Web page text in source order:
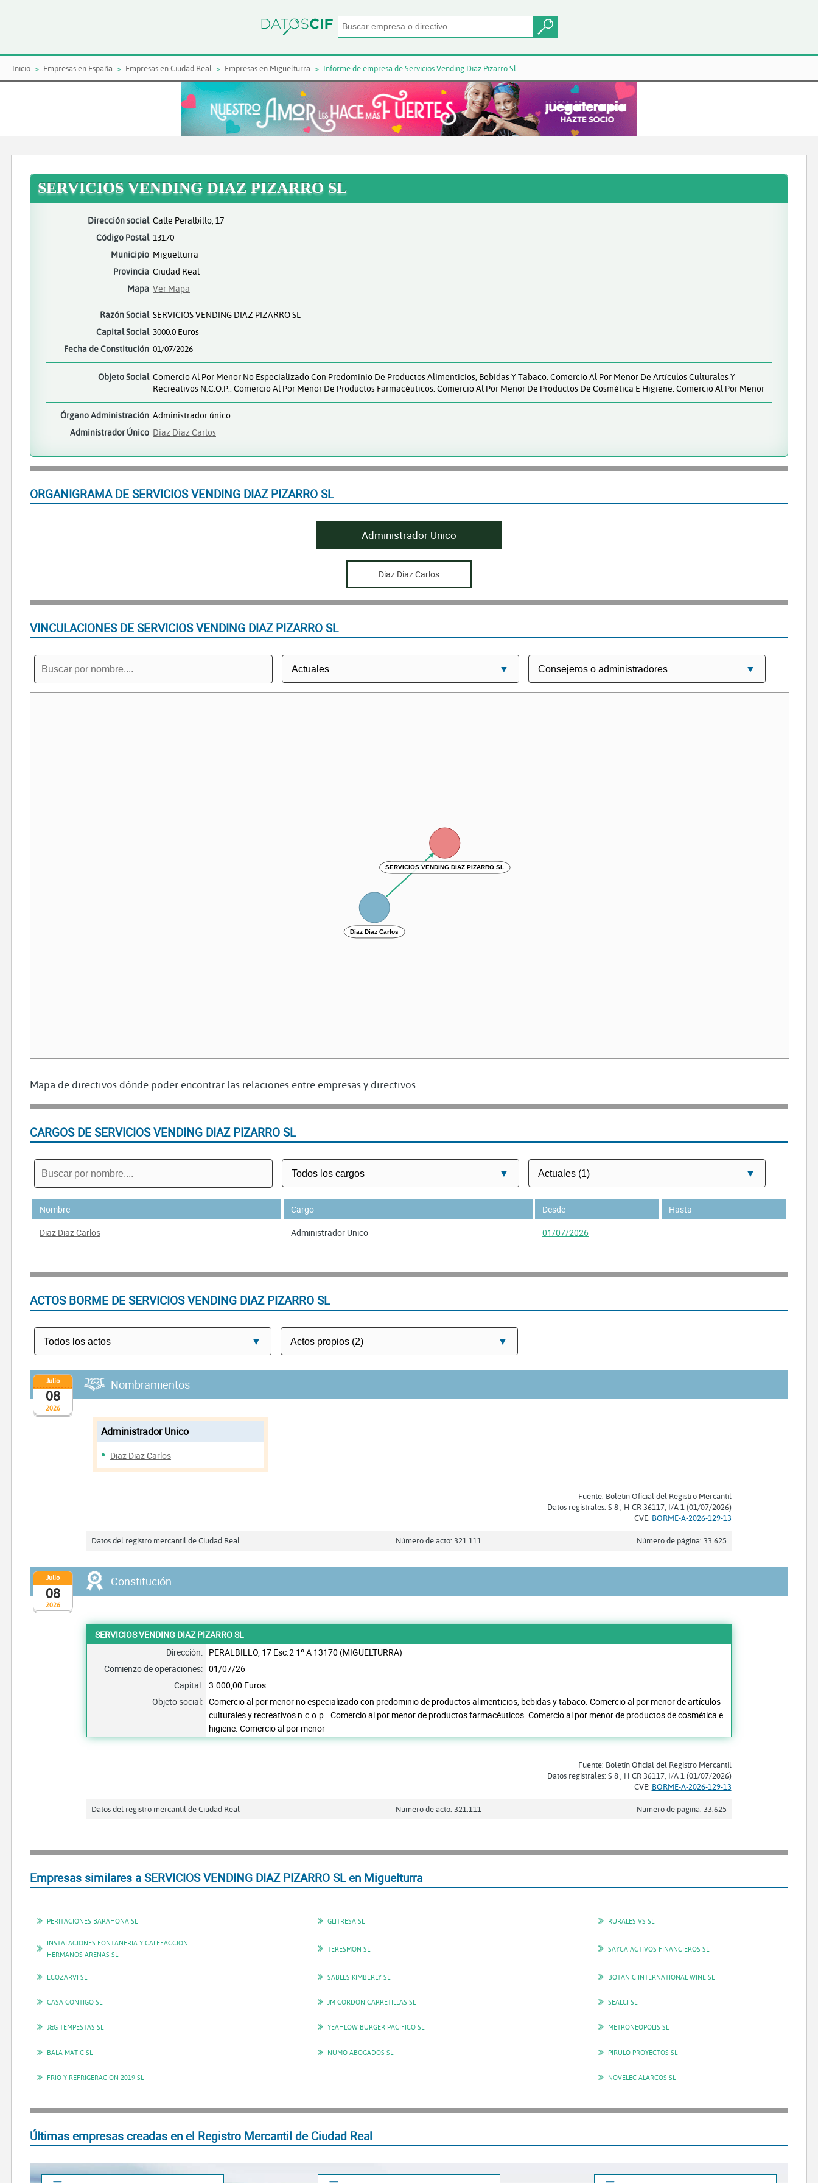
Inicio Empresas en España Empresas en Ciudad Real Empresas en Miguelturra Informe de empresa de Servicios Vending Diaz Pizarro Sl
SERVICIOS VENDING DIAZ PIZARRO SL
Dirección social Calle Peralbillo, 17
Código Postal 13170
Municipio Miguelturra
Provincia Ciudad Real
Mapa Ver Mapa
Razón Social SERVICIOS VENDING DIAZ PIZARRO SL
Capital Social 3000.0 Euros
Fecha de Constitución 01/07/2026
Objeto Social Comercio Al Por Menor No Especializado Con Predominio De Productos Alimenticios, Bebidas Y Tabaco. Comercio Al Por Menor De Artículos Culturales Y
Recreativos N.c.o.p.. Comercio Al Por Menor De Productos Farmacéuticos. Comercio Al Por Menor De Productos De Cosmética E Higiene. Comercio Al Por Menor
Órgano Administración Administrador único
Administrador Único Diaz Diaz Carlos
ORGANIGRAMA DE SERVICIOS VENDING DIAZ PIZARRO SL
Administrador Unico
Diaz Diaz Carlos
VINCULACIONES DE SERVICIOS VENDING DIAZ PIZARRO SL
SERVICIOS VENDING DIAZ PIZARRO SL
Diaz Diaz Carlos
Mapa de directivos dónde poder encontrar las relaciones entre empresas y directivos
CARGOS DE SERVICIOS VENDING DIAZ PIZARRO SL
Nombre Cargo Desde
Hasta
Diaz Diaz Carlos
Administrador Unico 01/07/2026
ACTOS BORME DE SERVICIOS VENDING DIAZ PIZARRO SL
2026
Julio
08
Nombramientos
Administrador Unico
Diaz Diaz Carlos
Fuente: Boletín Oficial del Registro Mercantil
Datos registrales: S 8 , H CR 36117, I/A 1 (01/07/2026)
CVE: BORME-A-2026-129-13
Datos del registro mercantil de Ciudad Real Número de acto: 321.111 Número de página: 33.625
2026
Julio
08
Constitución
SERVICIOS VENDING DIAZ PIZARRO SL
Dirección: PERALBILLO, 17 Esc.2 1º A 13170 (MIGUELTURRA)
Comienzo de operaciones: 01/07/26
Capital: 3.000,00 Euros
Objeto social: Comercio al por menor no especializado con predominio de productos alimenticios, bebidas y tabaco. Comercio al por menor de artículos
culturales y recreativos n.c.o.p.. Comercio al por menor de productos farmacéuticos. Comercio al por menor de productos de cosmética e
higiene. Comercio al por menor
Fuente: Boletín Oficial del Registro Mercantil
Datos registrales: S 8 , H CR 36117, I/A 1 (01/07/2026)
CVE: BORME-A-2026-129-13
Datos del registro mercantil de Ciudad Real Número de acto: 321.111 Número de página: 33.625
Empresas similares a SERVICIOS VENDING DIAZ PIZARRO SL en Miguelturra
PERITACIONES BARAHONA SL GLITRESA SL RURALES VS SL
INSTALACIONES FONTANERIA Y CALEFACCION
HERMANOS ARENAS SL
TERESMON SL SAYCA ACTIVOS FINANCIEROS SL
ECOZARVI SL SABLES KIMBERLY SL BOTANIC INTERNATIONAL WINE SL
CASA CONTIGO SL JM CORDON CARRETILLAS SL SEALCI SL
J&G TEMPESTAS SL YEAHLOW BURGER PACIFICO SL METRONEOPOLIS SL
BALA MATIC SL NUMO ABOGADOS SL PIRULO PROYECTOS SL
FRIO Y REFRIGERACION 2019 SL NOVELEC ALARCOS SL
Últimas empresas creadas en el Registro Mercantil de Ciudad Real